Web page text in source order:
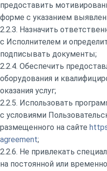
предоставить
форме с указанием
2.2.3. Назначить
с Исполнителем и
подписывать документы;
2.2.4. Обеспечить
оборудования и
оказания услуг;
2.2.5. Использовать
с условиями
размещенного на сайте
agreement;
2.2.6. Не привлекать
на постоянной или